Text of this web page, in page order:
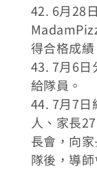
42. 6月28
得合格成績
43. 7月6
給隊員。
44. 7月7日
人、家長
長會，向
隊後，導